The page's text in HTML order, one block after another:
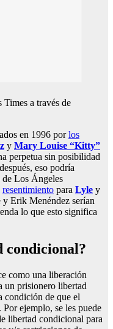
a través de
en 1996 porlos
y Mary Louise “Kitty”
perpetua sin posibilidad
eso podría
Los Ángeles
resentimiento para Lyle y
y Erik Menéndez serían
lo que esto significa
condicional?
como una liberación
un prisionero libertad
condición de que el
ejemplo, se les puede
libertad condicional para